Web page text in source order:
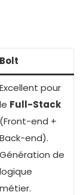
Bolt
Excellent pour
le Full-Stack
(Front-end +
Back-end).
Génération de
logique
métier.